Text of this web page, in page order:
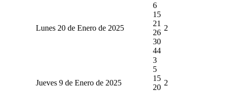
Lunes 20 de Enero de 2025
6
15
21
26
30
44
2
Jueves 9 de Enero de 2025
3
5
15
20
2